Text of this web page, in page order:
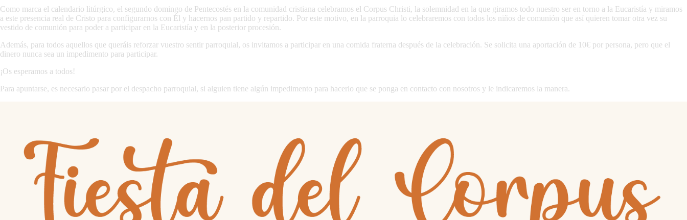
Como marca el calendario litúrgico, el segundo domingo de Pentecostés en la comunidad cristiana celebramos el Corpus Christi, la solemnidad en la que giramos todo nuestro ser en torno a la Eucaristía y miramos
a este presencia real de Cristo para configurarnos con Él y hacernos pan partido y repartido. Por este motivo, en la parroquia lo celebraremos con todos los niños de comunión que así quieren tomar otra vez su
vestido de comunión para poder a participar en la Eucaristía y en la posterior procesión.
Además, para todos aquellos que queráis reforzar vuestro sentir parroquial, os invitamos a participar en una comida fraterna después de la celebración. Se solicita una aportación de 10€ por persona, pero que el
dinero nunca sea un impedimento para participar.
¡Os esperamos a todos!
Para apuntarse, es necesario pasar por el despacho parroquial, si alguien tiene algún impedimento para hacerlo que se ponga en contacto con nosotros y le indicaremos la manera.